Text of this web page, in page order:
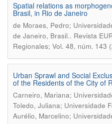
Spatial relations as
Brasil, in Rio de Janeiro
de Moraes, Pedro;
de Janeiro, Brasil.. Revista
Regionales; Vol. 48, núm. 143
Urban Sprawl and Social
of the Residents of the City of
Carneiro, Mariana;
Toledo, Juliana; Universidade
Aurélio, Marcelino;